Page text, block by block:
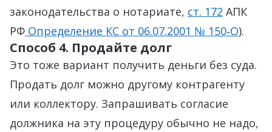
законодательства о нотариате, ст. 172 АПК
РФ Определение КС от 06.07.2001 № 150‑О).
Способ 4. Продайте долг
Это тоже вариант получить деньги без суда.
Продать долг можно другому контрагенту
или коллектору. Запрашивать согласие
должника на эту процедуру обычно не надо,